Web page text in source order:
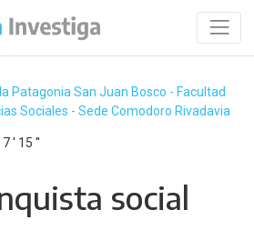
Patagonia San Juan Bosco - Facultad
Sociales - Sede Comodoro Rivadavia
7 ′ 15 ′′
social